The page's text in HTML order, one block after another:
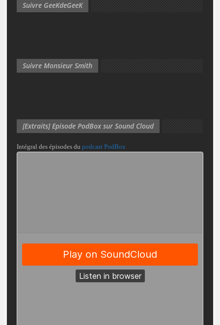
Suivre GeeKdeGeeK
Suivre Monsieur Smith
[Extraits] Episode PodBox sur Sound Cloud
Intégral des épisodes du podcast PodBox